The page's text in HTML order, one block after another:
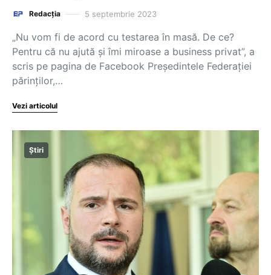
Redacția 5 septembrie 2023
„Nu vom fi de acord cu testarea în masă. De ce?
Pentru că nu ajută și îmi miroase a business privat”, a
scris pe pagina de Facebook Președintele Federației
părinților,…
Vezi articolul
Știri